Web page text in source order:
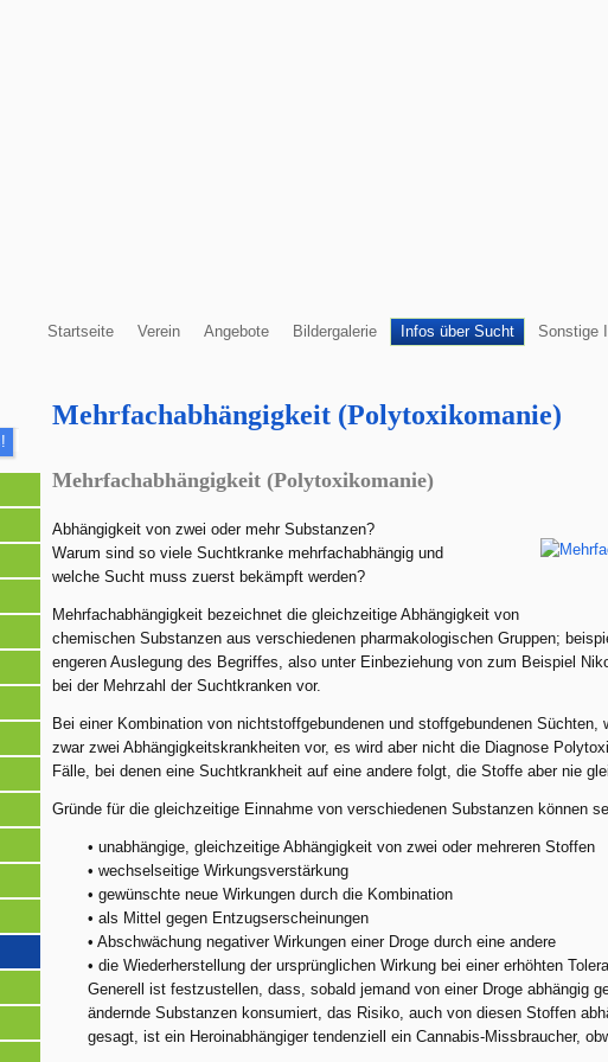
Startseite Verein Angebote Bildergalerie Infos über Sucht Sonstige
Mehrfachabhängigkeit (Polytoxikomanie)
Mehrfachabhängigkeit (Polytoxikomanie)
Abhängigkeit von zwei oder mehr Substanzen?
Warum sind so viele Suchtkranke mehrfachabhängig und
welche Sucht muss zuerst bekämpft werden?
Mehrfachabhängigkeit bezeichnet die gleichzeitige Abhängigkeit von
chemischen Substanzen aus verschiedenen pharmakologischen Gruppen;
engeren Auslegung des Begriffes, also unter Einbeziehung von zum Beispiel
bei der Mehrzahl der Suchtkranken vor.
Bei einer Kombination von nichtstoffgebundenen und stoffgebundenen
zwar zwei Abhängigkeitskrankheiten vor, es wird aber nicht die Diagnose
Fälle, bei denen eine Suchtkrankheit auf eine andere folgt, die Stoffe aber nie
Gründe für die gleichzeitige Einnahme von verschiedenen Substanzen können
• unabhängige, gleichzeitige Abhängigkeit von zwei oder mehreren Stoffen
• wechselseitige Wirkungsverstärkung
• gewünschte neue Wirkungen durch die Kombination
• als Mittel gegen Entzugserscheinungen
• Abschwächung negativer Wirkungen einer Droge durch eine andere
• die Wiederherstellung der ursprünglichen Wirkung bei einer erhöhten
Generell ist festzustellen, dass, sobald jemand von einer Droge abhängig
ändernde Substanzen konsumiert, das Risiko, auch von diesen Stoffen
gesagt, ist ein Heroinabhängiger tendenziell ein Cannabis-Missbraucher,